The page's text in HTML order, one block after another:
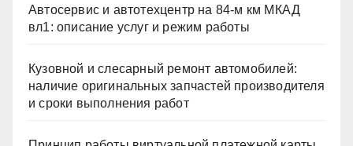
Автосервис и автотехцентр на 84-м км МКАД
вл1: описание услуг и режим работы
Кузовной и слесарный ремонт автомобилей:
наличие оригинальных запчастей производителя
и сроки выполнения работ